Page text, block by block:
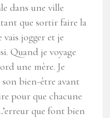
dans une ville
que sortir faire la
vais jogger et je
Quand je voyage
une mère. Je
son bien-être avant
pour que chacune
que font bien